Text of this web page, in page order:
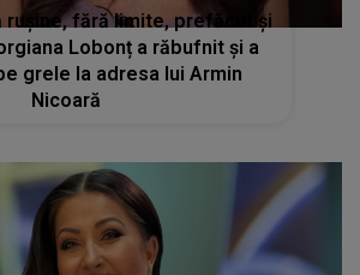
rușine, fără limite, prefăcut și
Lobonț a răbufnit și a
grele la adresa lui Armin
Nicoară